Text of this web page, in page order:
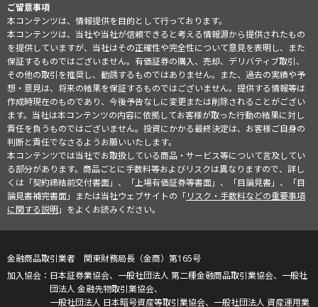
ご留意事項
本コンテンツは、情報提供を目的として行っております。
本コンテンツは、当社や当社が信頼できると考える情報源から提供されたもの
を提供していますが、当社はその正確性や完全性について意見を表明し、また
保証するものではございません。有価証券の購入、売却、デリバティブ取引、
その他の取引を推奨し、勧誘するものではありません。また、過去の実績や予
想・意見は、将来の結果を保証するものではございません。提供する情報等は
作成時現在のものであり、今後予告なしに変更または削除されることがござい
ます。当社は本コンテンツの内容に依拠してお客様が取った行動の結果に対し
責任を負うものではございません。投資にかかる最終決定は、お客様ご自身の
判断と責任でなさるようお願いいたします。
本コンテンツでは当社でお取扱している商品・サービス等について言及してい
る部分があります。商品ごとに手数料等およびリスクは異なりますので、詳し
くは「契約締結前交付書面」、「上場有価証券等書面」、「目論見書」、「目
論見書補完書面」または当社ウェブサイトの「リスク・手数料などの重要事項
に関する説明」をよくお読みください。
金融商品取引業者 関東財務局長（金商）第165号
日本証券業協会、一般社団法人 第二種金融商品取引業協会、一般社
団法人 金融先物取引業協会、
一般社団法人 日本暗号資産等取引業協会、一般社団法人 資産運用業